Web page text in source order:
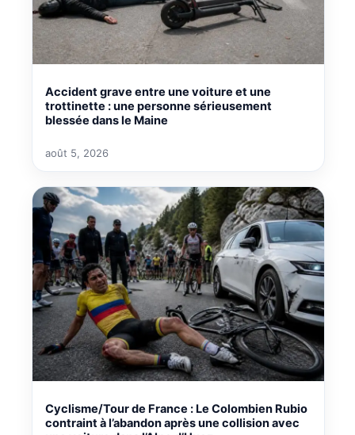
Accident grave entre une voiture et une
trottinette : une personne sérieusement
blessée dans le Maine
août 5, 2026
Cyclisme/Tour de France : Le Colombien Rubio
contraint à l’abandon après une collision avec